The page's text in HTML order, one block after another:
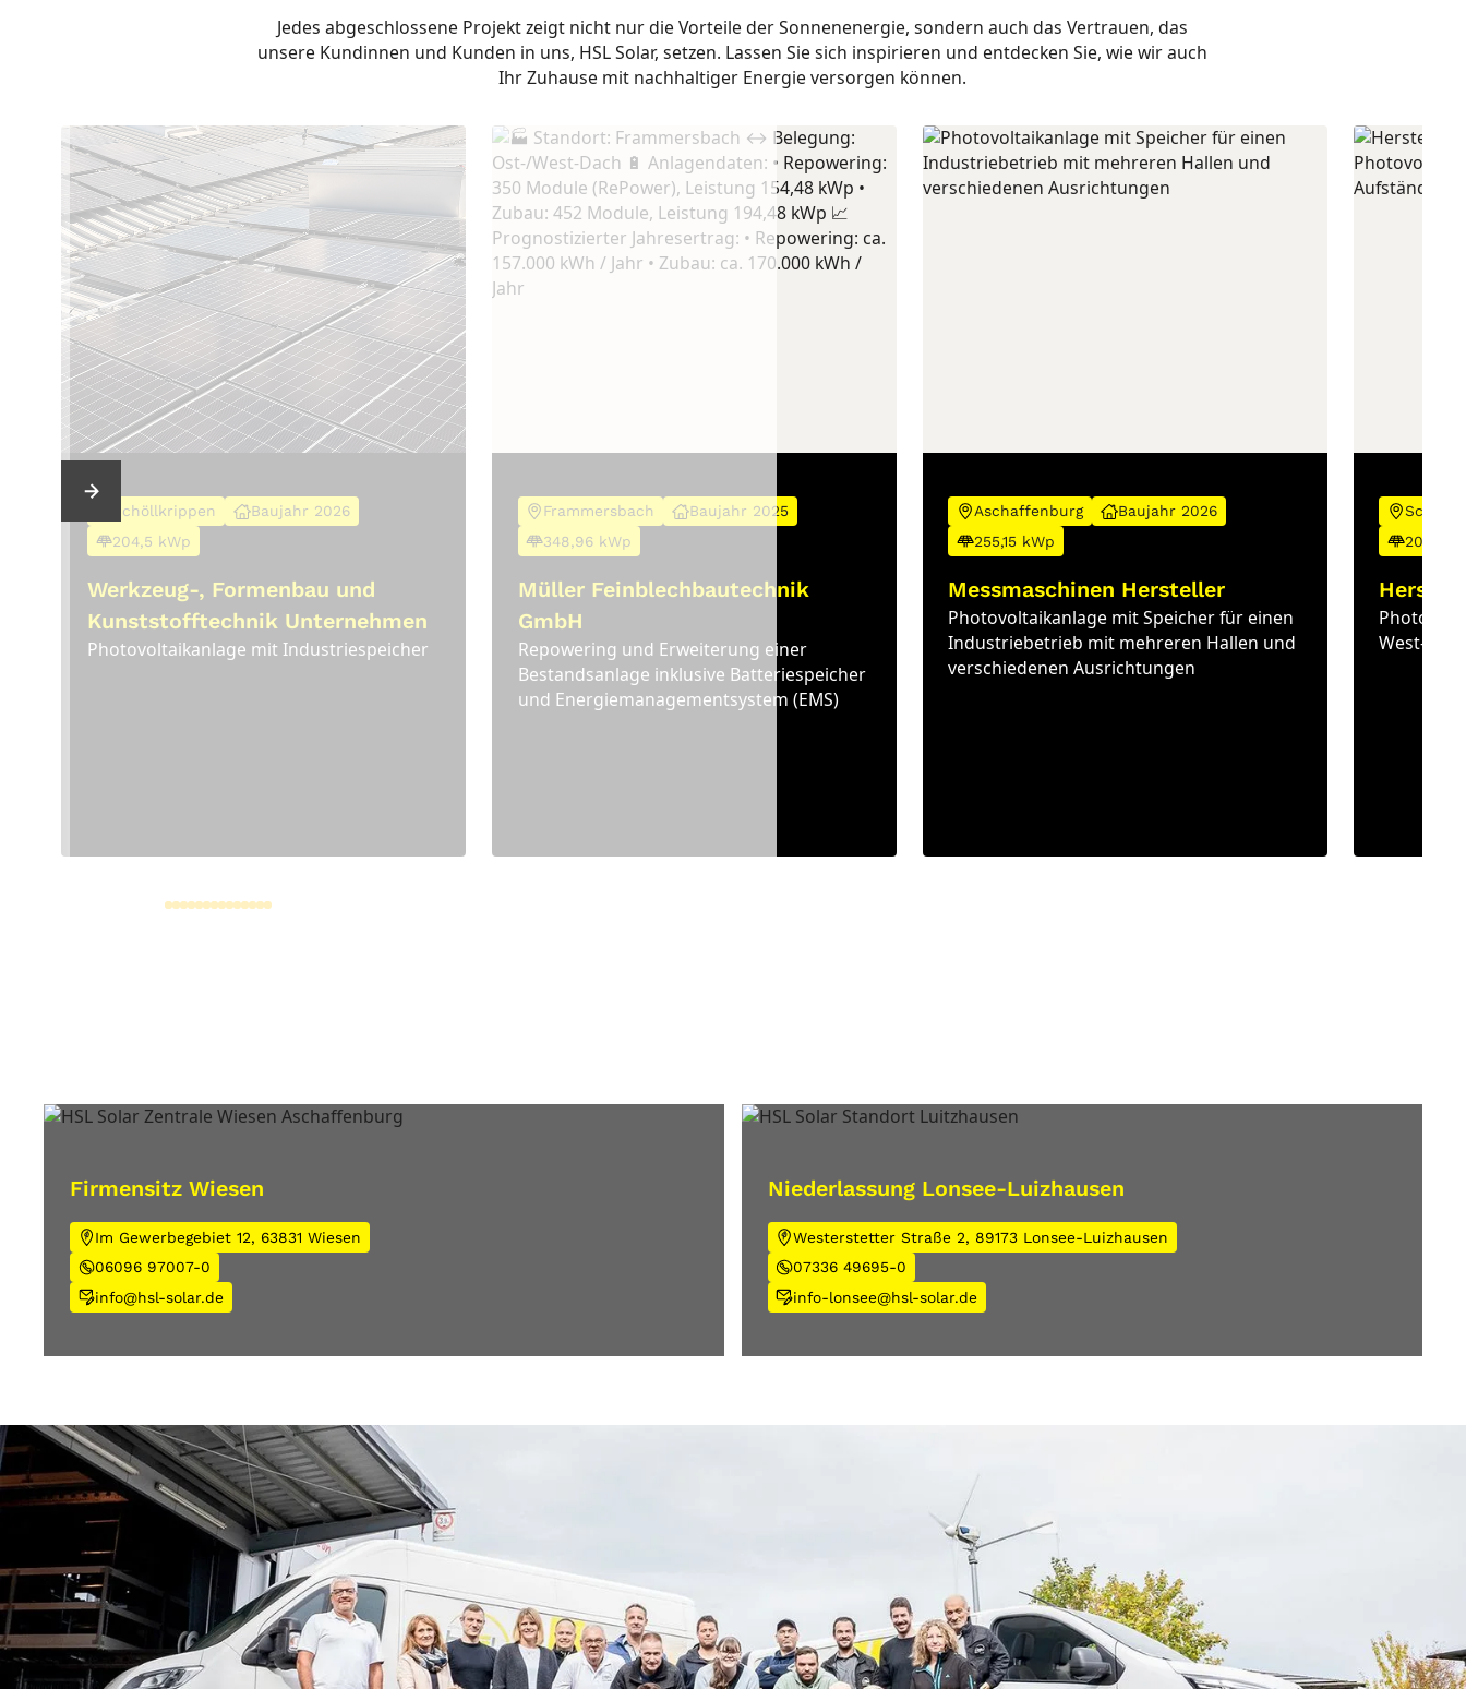
Jedes abgeschlossene Projekt zeigt nicht nur die Vorteile der Sonnenenergie, sondern auch das Vertrauen, das
unsere Kundinnen und Kunden in uns, HSL Solar, setzen. Lassen Sie sich inspirieren und entdecken Sie, wie wir auch
Ihr Zuhause mit nachhaltiger Energie versorgen können.
Schöllkrippen
Baujahr 2026
204,5 kWp
Werkzeug-, Formenbau und
Kunststofftechnik Unternehmen
Photovoltaikanlage mit Industriespeicher
Frammersbach
Baujahr 2025
348,96 kWp
Müller Feinblechbautechnik
GmbH
Repowering und Erweiterung einer
Bestandsanlage inklusive Batteriespeicher
und Energiemanagementsystem (EMS)
Aschaffenburg
Baujahr 2026
255,15 kWp
Messmaschinen Hersteller
Photovoltaikanlage mit Speicher für einen
Industriebetrieb mit mehreren Hallen und
verschiedenen Ausrichtungen
202,92
West-
Firmensitz Wiesen
Im Gewerbegebiet 12, 63831 Wiesen
06096 97007-0
info@hsl-solar.de
Niederlassung Lonsee-Luizhausen
Westerstetter Straße 2, 89173 Lonsee-Luizhausen
07336 49695-0
info-lonsee@hsl-solar.de